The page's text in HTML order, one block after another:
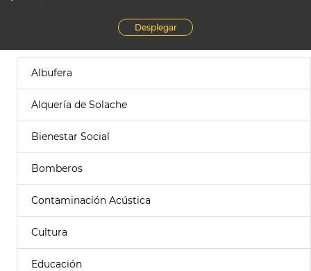
Desplegar
Albufera
Alquería de Solache
Bienestar Social
Bomberos
Contaminación Acústica
Cultura
Educación